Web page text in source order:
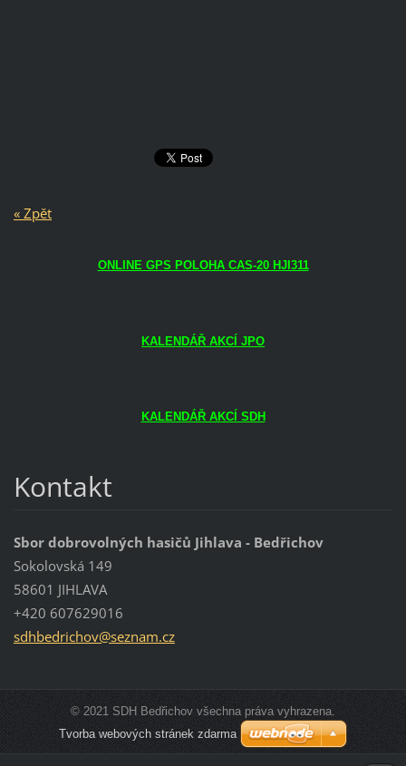
« Zpět
ONLINE GPS POLOHA CAS-20 HJI311
KALENDÁŘ AKCÍ JPO
KALENDÁŘ AKCÍ SDH
Kontakt
Sbor dobrovolných hasičů Jihlava - Bedřichov
Sokolovská 149
58601 JIHLAVA
+420 607629016
sdhbedrichov@seznam.cz
© 2021 SDH Bedřichov všechna práva vyhrazena.
Tvorba webových stránek zdarma